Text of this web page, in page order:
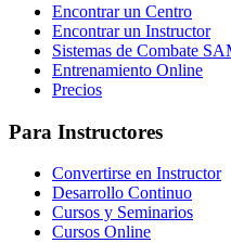
Encontrar un Centro
Encontrar un Instructor
Sistemas de Combate
Entrenamiento Online
Precios
Para Instructores
Convertirse en Instructor
Desarrollo Continuo
Cursos y Seminarios
Cursos Online